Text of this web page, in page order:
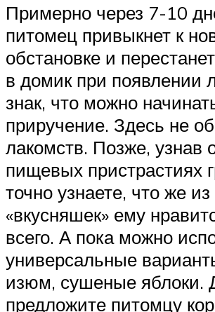
Примерно через 7-10
питомец привыкнет к
обстановке и
в домик при появлении
знак, что можно
приручение. Здесь не
лакомств. Позже, узнав
пищевых пристрастиях
точно узнаете, что же из
«вкусняшек» ему
всего. А пока можно
универсальные
изюм, сушеные яблоки.
предложите питомцу